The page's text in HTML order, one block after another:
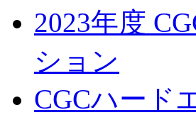
2023年度
ション
CGCハード